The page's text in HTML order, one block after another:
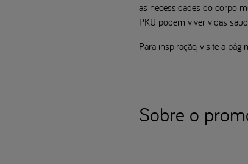
as necessidades do corpo
PKU podem viver vidas
Para inspiração, visite a
Sobre o